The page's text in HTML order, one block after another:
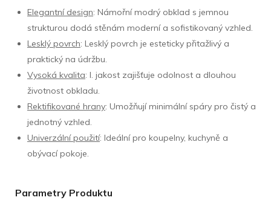
Elegantní design: Námořní modrý obklad s jemnou
strukturou dodá stěnám moderní a sofistikovaný vzhled.
Lesklý povrch: Lesklý povrch je esteticky přitažlivý a
praktický na údržbu.
Vysoká kvalita: I. jakost zajišťuje odolnost a dlouhou
životnost obkladu.
Rektifikované hrany: Umožňují minimální spáry pro čistý a
jednotný vzhled.
Univerzální použití: Ideální pro koupelny, kuchyně a
obývací pokoje.
Parametry Produktu